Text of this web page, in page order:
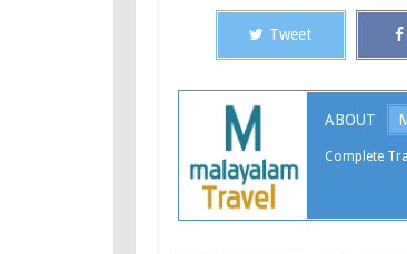
Tweet
ABOUT
Complete